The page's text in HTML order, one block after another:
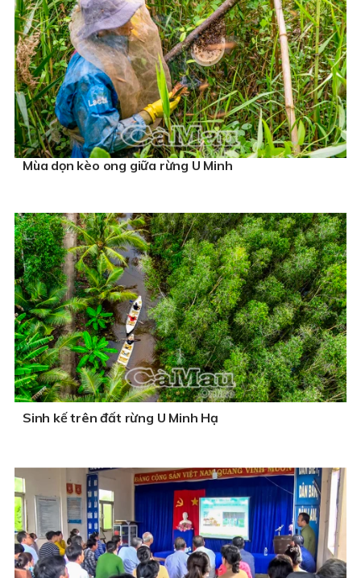
Mùa dọn kèo ong giữa rừng U Minh
Sinh kế trên đất rừng U Minh Hạ